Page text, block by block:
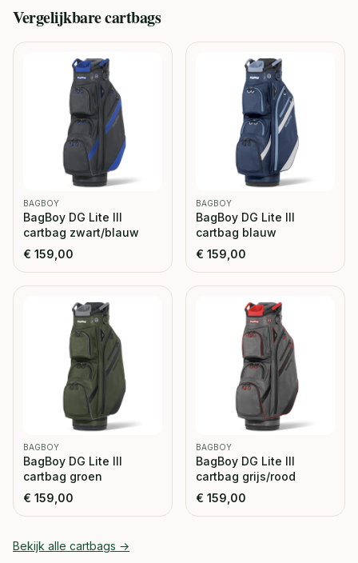
Vergelijkbarecartbags
BAGBOY
BagBoy DG Lite III
cartbag zwart/blauw
€ 159,00
BAGBOY
BagBoy DG Lite III
cartbag blauw
€ 159,00
BAGBOY
BagBoy DG Lite III
cartbag groen
€ 159,00
BAGBOY
BagBoy DG Lite III
cartbag grijs/rood
€ 159,00
Bekijk alle cartbags →